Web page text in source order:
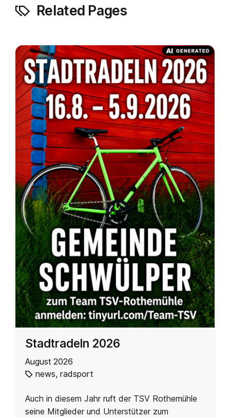
Related Pages
Stadtradeln 2026
August 2026
news,radsport
Auch in diesem Jahr ruft der TSV Rothemühle
seine Mitglieder und Unterstützer zum